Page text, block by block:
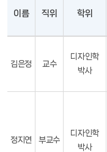
이름 직위 학위
김은정 교수
디자인학
박사
정지연 부교수
디자인학
박사